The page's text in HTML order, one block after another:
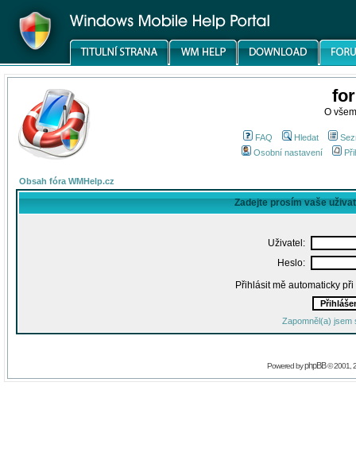
O
FAQ Hledat
Osobní nastavení
Obsah fóra WMHelp.cz
Zadejte prosím vaše
Uživatel:
Heslo:
Přihlásit mě automaticky
Zapomněl(a) jsem
Powered byphpBB© 2001,